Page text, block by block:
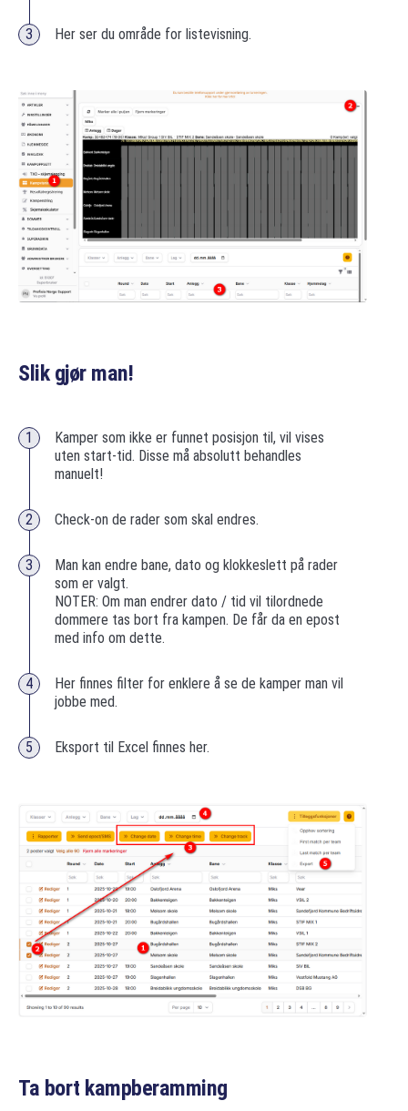
Her ser du område for listevisning.
Slik gjør man!
Kamper som ikke er funnet posisjon til, vil vises
uten start-tid. Disse må absolutt behandles
manuelt!
Check-on de rader som skal endres.
Man kan endre bane, dato og klokkeslett på rader
som er valgt.
NOTER: Om man endrer dato / tid vil tilordnede
dommere tas bort fra kampen. De får da en epost
med info om dette.
Her finnes filter for enklere å se de kamper man vil
jobbe med.
Eksport til Excel finnes her.
Ta bort kampberamming